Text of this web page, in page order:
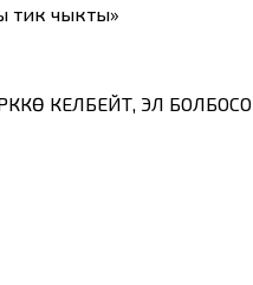
тик чыкты»
КЕЛБЕЙТ, ЭЛ БОЛБОСО